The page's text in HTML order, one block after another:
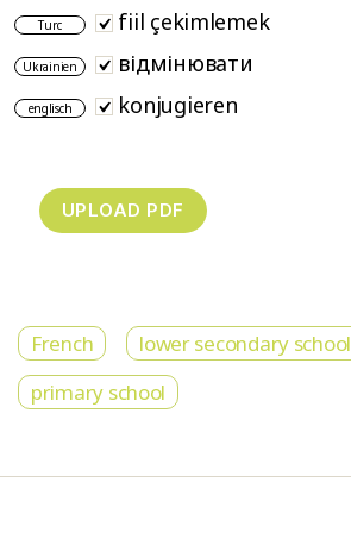
Turc fiil çekimlemek
Ukrainien відмінювати
englisch konjugieren
French
lower secondary school
primary school